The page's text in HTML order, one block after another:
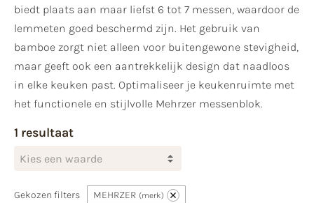
biedt plaats aan maar liefst 6 tot 7 messen, waardoor de
lemmeten goed beschermd zijn. Het gebruik van
bamboe zorgt niet alleen voor buitengewone stevigheid,
maar geeft ook een aantrekkelijk design dat naadloos
in elke keuken past. Optimaliseer je keukenruimte met
het functionele en stijlvolle Mehrzer messenblok.
1 resultaat
Kies een waarde
Gekozen filters MEHRZER merk